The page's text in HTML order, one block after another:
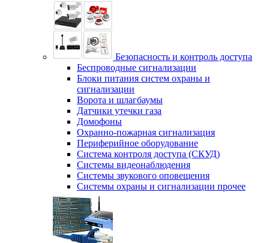
Безопасность и контроль доступа
Беспроводные сигнализации
Блоки питания систем охраны и
сигнализации
Ворота и шлагбаумы
Датчики утечки газа
Домофоны
Охранно-пожарная сигнализация
Периферийное оборудование
Система контроля доступа (СКУД)
Системы видеонаблюдения
Системы звукового оповещения
Системы охраны и сигнализации прочее